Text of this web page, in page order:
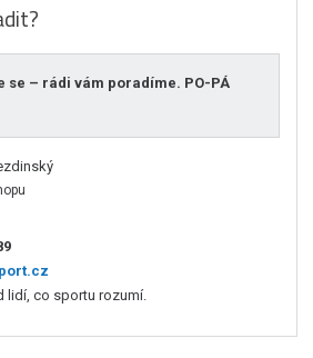
se – rádi vám poradíme. PO-PÁ
co sportu rozumí.